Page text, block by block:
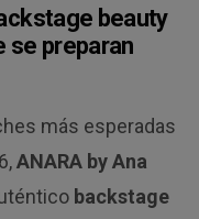
beauty
se preparan
más esperadas
ANARA by Ana
backstage